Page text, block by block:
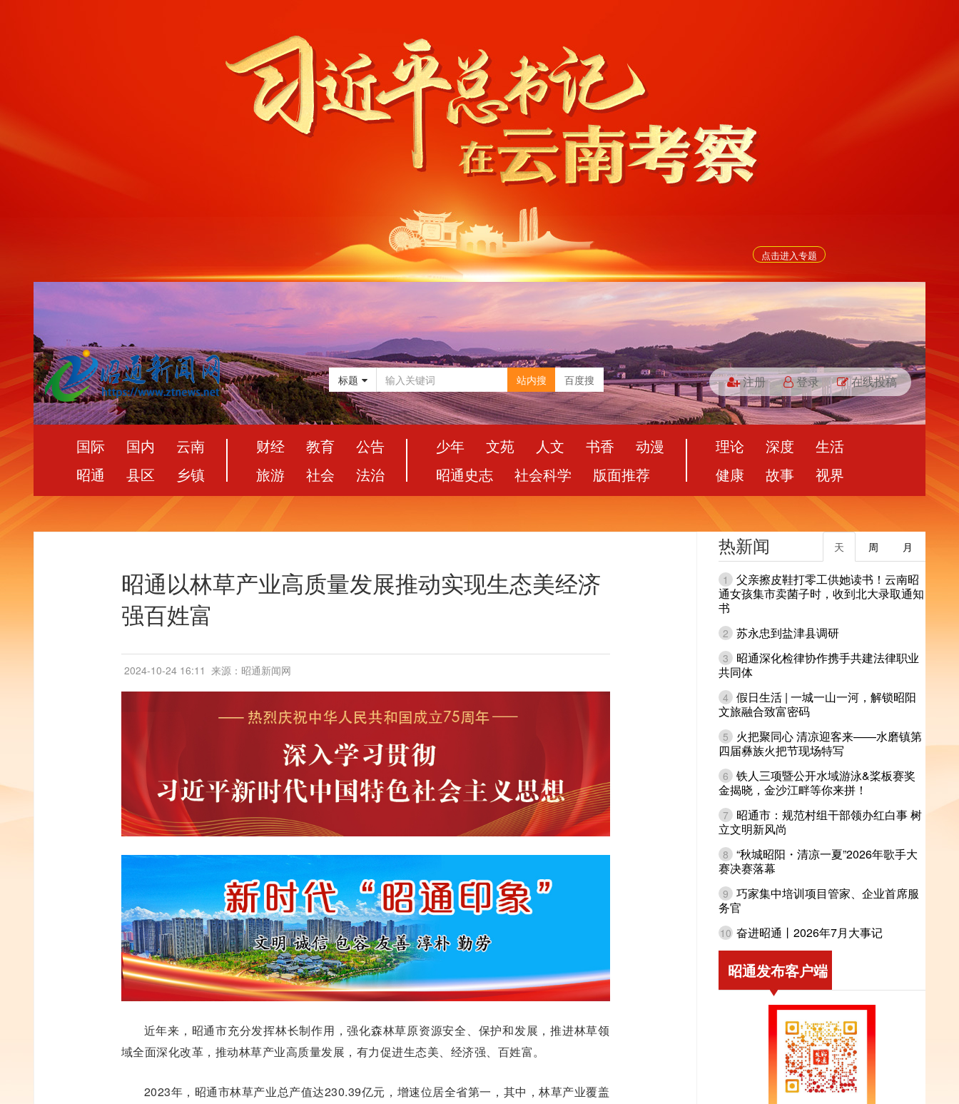
点击进入专题
标题 站内搜 百度搜 注册 登录 在线投稿
国际 国内
云南
昭通
县区 乡镇
财经 教育
公告
旅游
社会 法治
少年 文苑 人文 书香
动漫
昭通史志
社会科学 版面推荐
理论 深度
生活
健康
故事 视界
昭通以林草产业高质量发展推动实现生态美经济
强百姓富
2024-10-24 16:11 来源：昭通新闻网
近年来，昭通市充分发挥林长制作用，强化森林草原资源安全、保护和发展，推进林草领
域全面深化改革，推动林草产业高质量发展，有力促进生态美、经济强、百姓富。
2023年，昭通市林草产业总产值达230.39亿元，增速位居全省第一，其中，林草产业覆盖
热新闻 月
周
天
1
父亲擦皮鞋打零工供她读书！云南昭
通女孩集市卖菌子时，收到北大录取通知
书
2 苏永忠到盐津县调研
3
昭通深化检律协作携手共建法律职业
共同体
4 假日生活 | 一城一山一河，解锁昭阳
文旅融合致富密码
5
火把聚同心 清凉迎客来——水磨镇第
四届彝族火把节现场特写
6 铁人三项暨公开水域游泳&桨板赛奖
金揭晓，金沙江畔等你来拼！
7
昭通市：规范村组干部领办红白事 树
立文明新风尚
8 “秋城昭阳・清凉一夏”2026年歌手大
赛决赛落幕
9 巧家集中培训项目管家、企业首席服
务官
10 奋进昭通丨2026年7月大事记
昭通发布客户端